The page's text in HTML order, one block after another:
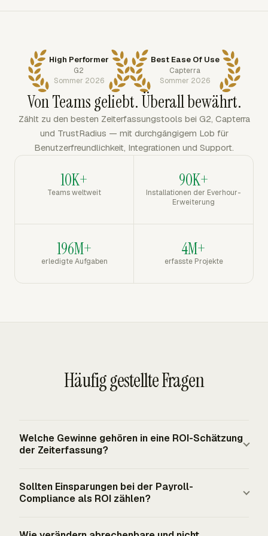
High Performer
G2
Sommer 2026
Best Ease Of Use
Capterra
Sommer 2026
Von Teams geliebt. Überall bewährt.
Zählt zu den besten Zeiterfassungstools bei G2, Capterra
und TrustRadius — mit durchgängigem Lob für
Benutzerfreundlichkeit, Integrationen und Support.
10K+
Teams weltweit
90K+
Installationen der Everhour-
Erweiterung
196M+
erledigte Aufgaben
4M+
erfasste Projekte
Häufig gestellte Fragen
Welche Gewinne gehören in eine ROI-Schätzung
der Zeiterfassung?
verbunden sind: zurückgewonnene abrechenbare
Stunden, weniger Rechnungsstreitigkeiten, schnellere
Sollten Einsparungen bei der Payroll-
Compliance als ROI zählen?